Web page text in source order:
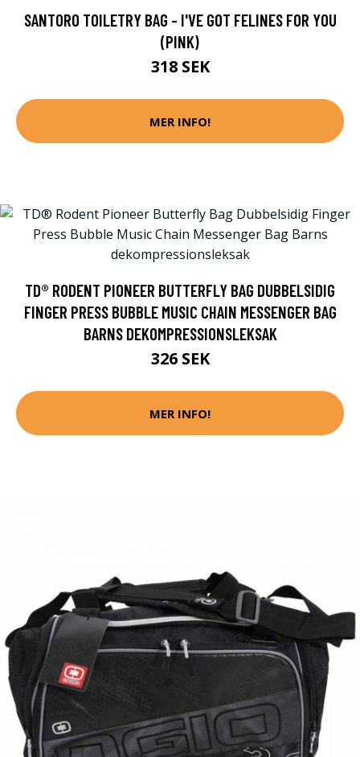
SANTORO TOILETRY BAG - I'VE GOT FELINES FOR YOU
(PINK)
318 SEK
MER INFO!
TD® RODENT PIONEER BUTTERFLY BAG DUBBELSIDIG
FINGER PRESS BUBBLE MUSIC CHAIN MESSENGER BAG
BARNS DEKOMPRESSIONSLEKSAK
326 SEK
MER INFO!